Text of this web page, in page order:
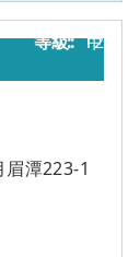
12
眉潭223-1
甲